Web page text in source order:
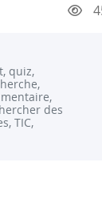
quiz,
des
TIC,